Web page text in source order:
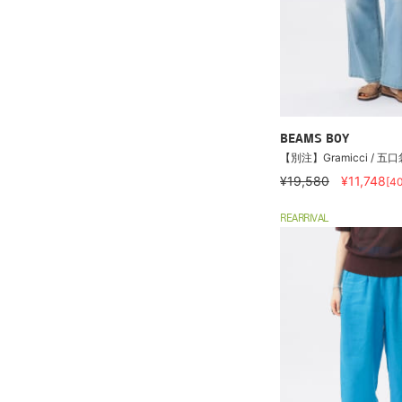
BEAMS BOY
【別注】Gramicci / 五
¥19,580 ¥11,748
REARRIVAL